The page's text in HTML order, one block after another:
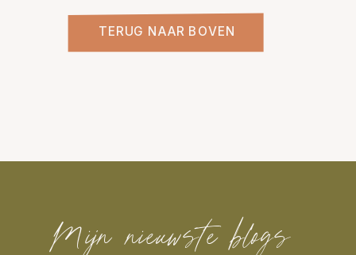
TERUG NAAR BOVEN
Mijn nieuwste blogs